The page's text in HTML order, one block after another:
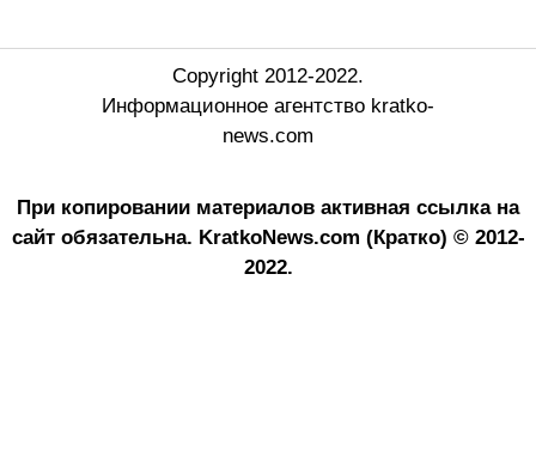
Copyright 2012-2022.
Информационное агентство kratko-
news.com
При копировании материалов активная ссылка на
сайт обязательна. KratkoNews.com (Кратко) © 2012-
2022.